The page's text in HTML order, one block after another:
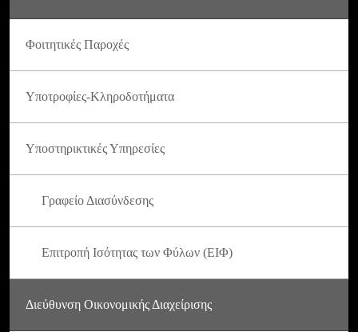
Φοιτητικές Παροχές
Υποτροφίες-Κληροδοτήματα
Υποστηρικτικές Υπηρεσίες
Γραφείο Διασύνδεσης
Επιτροπή Ισότητας των Φύλων (ΕΙΦ)
Διεύθυνση Οικονομικής Διαχείρισης